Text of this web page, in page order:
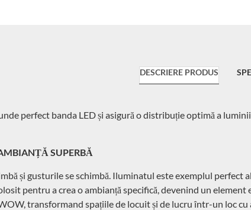
DESCRIERE PRODUS
perfect banda LED și asigură o distribuție optimă a
SUPERBĂ
și gusturile se schimbă. Iluminatul este exemplul
pentru a crea o ambianță specifică, devenind un
transformand spațiile de locuit și de lucru într-un loc